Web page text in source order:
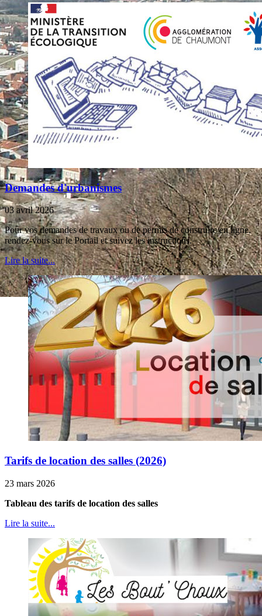
Demandes d'urbanismes
03 avril 2026
Pour vos demandes de travaux ou de permis de construire en ligne,
rendez-vous sur le Portail et suivez les instructions.
Lire la suite...
Tarifs de location des salles (2026)
23 mars 2026
Tableau des tarifs de location des salles
Lire la suite...